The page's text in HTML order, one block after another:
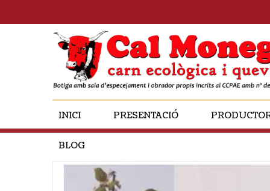
INICI PRESENTACIÓ
BLOG